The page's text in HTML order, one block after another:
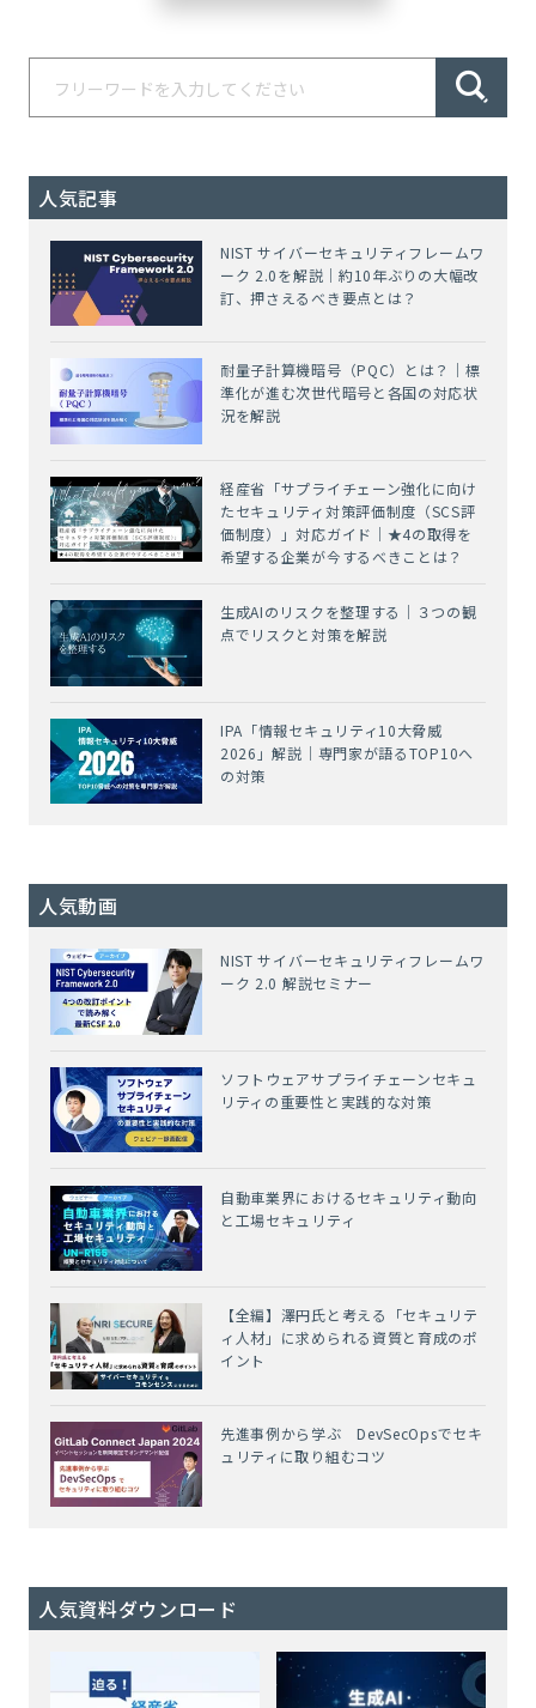
人気記事
NIST サイバーセキュリティフレームワ
ーク 2.0を解説｜約10年ぶりの大幅改
訂、押さえるべき要点とは？
耐量子計算機暗号（PQC）とは？｜標
準化が進む次世代暗号と各国の対応状
況を解説
経産省「サプライチェーン強化に向け
たセキュリティ対策評価制度（SCS評
価制度）」対応ガイド｜★4の取得を
希望する企業が今するべきことは？
生成AIのリスクを整理する｜３つの観
点でリスクと対策を解説
IPA「情報セキュリティ10大脅威
2026」解説｜専門家が語るTOP10へ
の対策
人気動画
NIST サイバーセキュリティフレームワ
ーク 2.0 解説セミナー
ソフトウェアサプライチェーンセキュ
リティの重要性と実践的な対策
自動車業界におけるセキュリティ動向
と工場セキュリティ
【全編】澤円氏と考える「セキュリテ
ィ人材」に求められる資質と育成のポ
イント
先進事例から学ぶ DevSecOpsでセキ
ュリティに取り組むコツ
人気資料ダウンロード